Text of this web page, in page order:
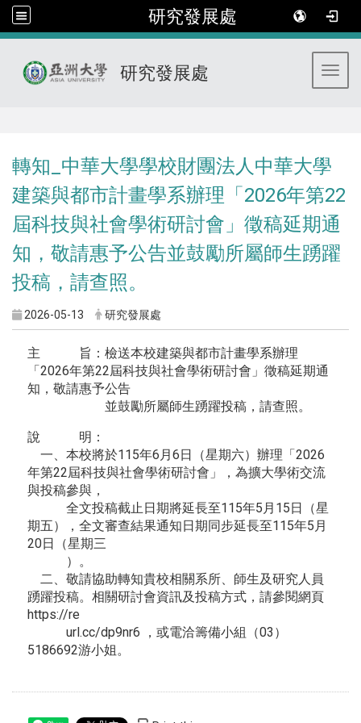
研究發展處
研究發展處
轉知_中華大學學校財團法人中華大學
建築與都市計畫學系辦理「2026年第22
屆科技與社會學術研討會」徵稿延期通
知，敬請惠予公告並鼓勵所屬師生踴躍
投稿，請查照。
2026-05-13 研究發展處
主 旨：檢送本校建築與都市計畫學系辦理
「2026年第22屆科技與社會學術研討會」徵稿延期通
知，敬請惠予公告
並鼓勵所屬師生踴躍投稿，請查照。
說 明：
一、本校將於115年6月6日（星期六）辦理「2026
年第22屆科技與社會學術研討會」，為擴大學術交流
與投稿參與，
全文投稿截止日期將延長至115年5月15日（星
期五），全文審查結果通知日期同步延長至115年5月
20日（星期三
）。
二、敬請協助轉知貴校相關系所、師生及研究人員
踴躍投稿。相關研討會資訊及投稿方式，請參閱網頁
https://re
url.cc/dp9nr6 ，或電洽籌備小組（03）
5186692游小姐。